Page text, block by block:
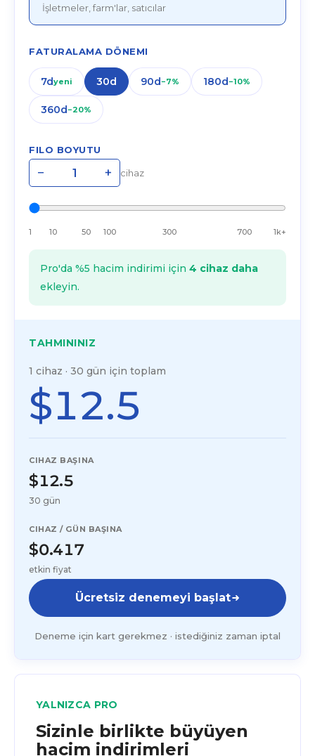
İşletmeler, farm'lar, satıcılar
FATURALAMA DÖNEMI
7dyeni 30d 90d−7% 180d−10%
360d−20%
FILO BOYUTU
− + cihaz
1 10 50 100 300 700 1k+
Pro'da %5 hacim indirimi için 4 cihaz daha
ekleyin.
TAHMININIZ
1 cihaz · 30 gün için toplam
$12.5
CIHAZ BAŞINA
$12.5
30 gün
CIHAZ / GÜN BAŞINA
$0.417
etkin fiyat
Ücretsiz denemeyi başlat
Deneme için kart gerekmez · istediğiniz zaman iptal
YALNIZCA PRO
Sizinle birlikte büyüyen
hacim indirimleri